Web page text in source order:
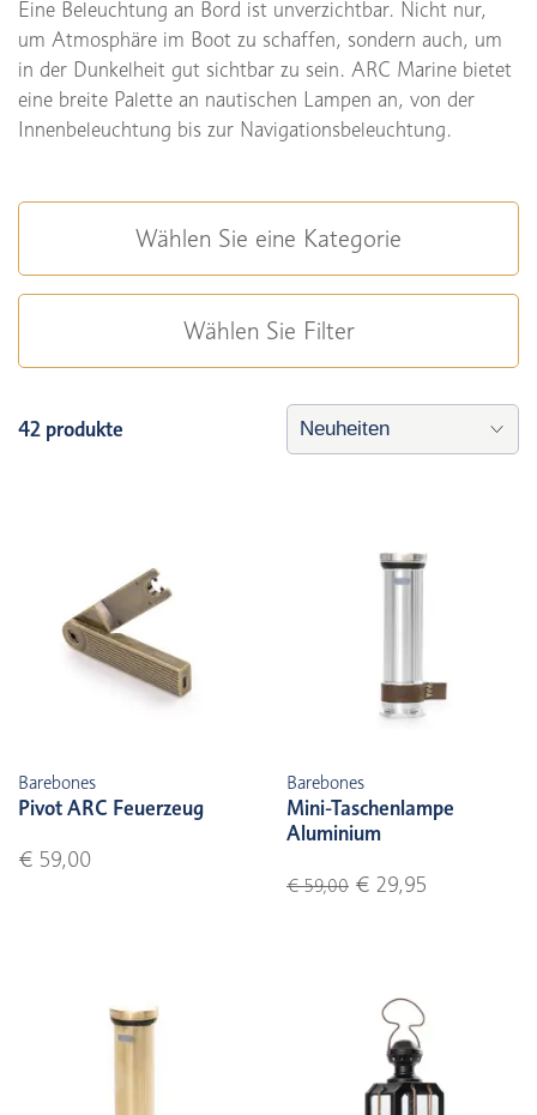
Eine Beleuchtung an Bord ist unverzichtbar. Nicht nur,
um Atmosphäre im Boot zu schaffen, sondern auch, um
in der Dunkelheit gut sichtbar zu sein. ARC Marine bietet
eine breite Palette an nautischen Lampen an, von der
Innenbeleuchtung bis zur Navigationsbeleuchtung.
Wählen Sie eine Kategorie
Wählen Sie Filter
42 produkte
Barebones
Pivot ARC Feuerzeug
€ 59,00
Barebones
Mini-Taschenlampe
Aluminium
€ 59,00 € 29,95